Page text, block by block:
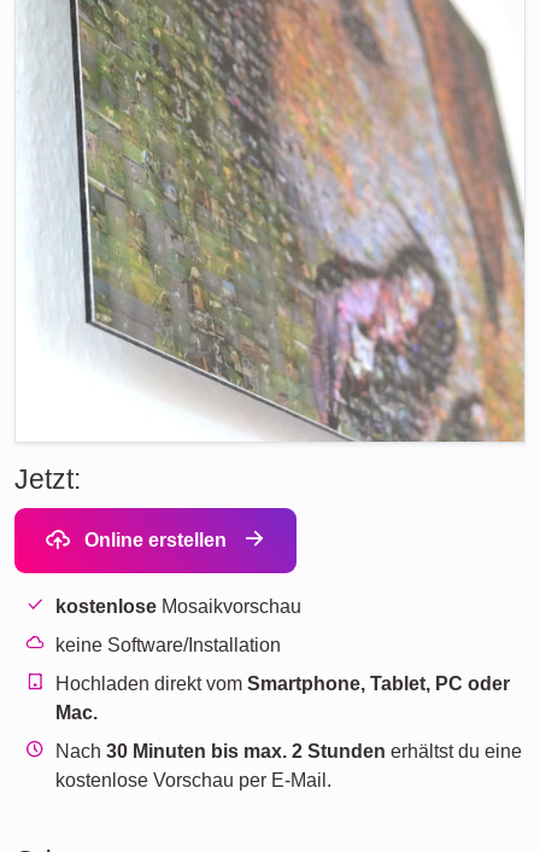
Jetzt:
Online erstellen
kostenlose Mosaikvorschau
keine Software/Installation
Hochladen direkt vomSmartphone, Tablet, PC oder
Mac.
Nach30 Minuten bis max. 2 Stunden erhältst du eine
kostenlose Vorschau per E-Mail.